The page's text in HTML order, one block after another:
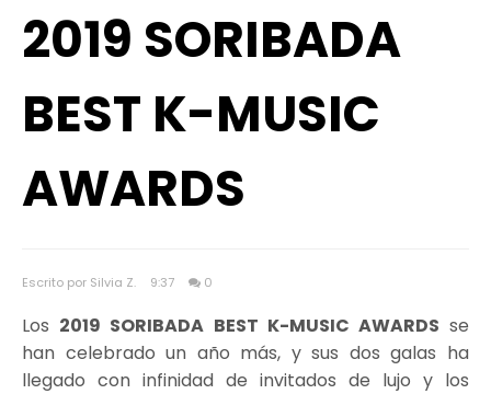
2019 SORIBADA
BEST K-MUSIC
AWARDS
Escrito por Silvia Z. 9:37 0
Los 2019 SORIBADA BEST K-MUSIC AWARDS se
han celebrado un año más, y sus dos galas ha
llegado con infinidad de invitados de lujo y los